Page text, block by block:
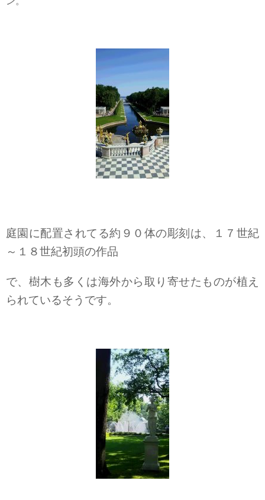
庭園に配置されてる約９０体の彫刻は、１７世紀
～１８世紀初頭の作品
で、樹木も多くは海外から取り寄せたものが植え
られているそうです。